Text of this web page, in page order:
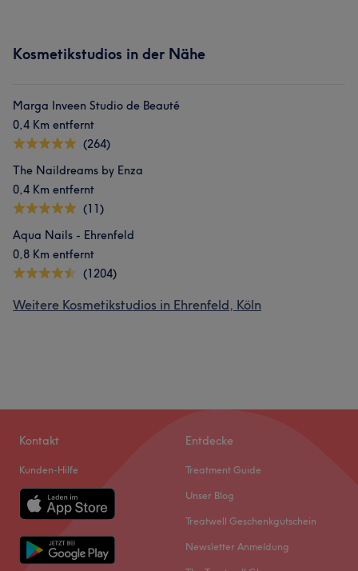
Kosmetikstudios in der Nähe
Marga Inveen Studio de Beauté
0,4 Km entfernt
(264)
The Naildreams by Enza
0,4 Km entfernt
(11)
Aqua Nails - Ehrenfeld
0,8 Km entfernt
(1204)
Weitere Kosmetikstudios in Ehrenfeld, Köln
Kontakt
Kunden-Hilfe
Entdecke
Treatment Guide
Unser Blog
Treatwell Geschenkgutschein
Newsletter Anmeldung